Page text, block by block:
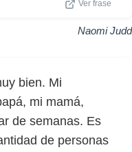
Ver frase
Naomi Judd
bien. Mi
mi mamá,
de semanas. Es
de personas